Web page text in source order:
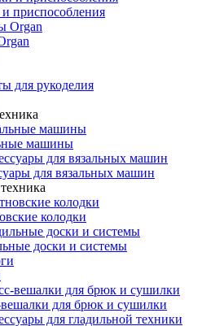
приспособления
для рукоделия
машины
для вязальных машин
колодки
доски и системы
для брюк и сушилки